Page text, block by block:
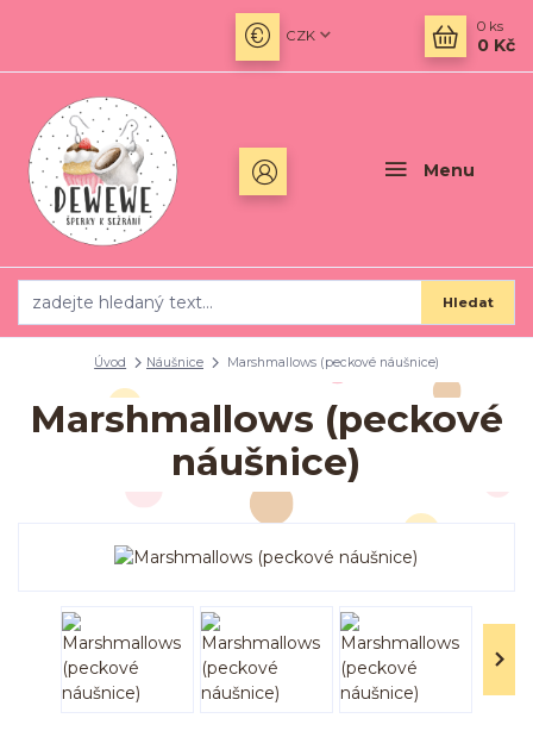
Menu
CZK
Hledat
0 ks
0 Kč
Úvod Náušnice Marshmallows (peckové náušnice)
Marshmallows (peckové
náušnice)